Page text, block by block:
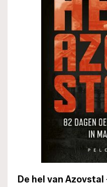
De hel van